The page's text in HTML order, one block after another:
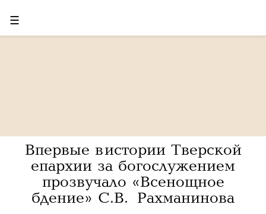
☰
Впервые в истории Тверской
епархии за богослужением
прозвучало «Всенощное
бдение» С.В. Рахманинова